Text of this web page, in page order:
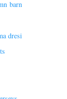
barn
dresi